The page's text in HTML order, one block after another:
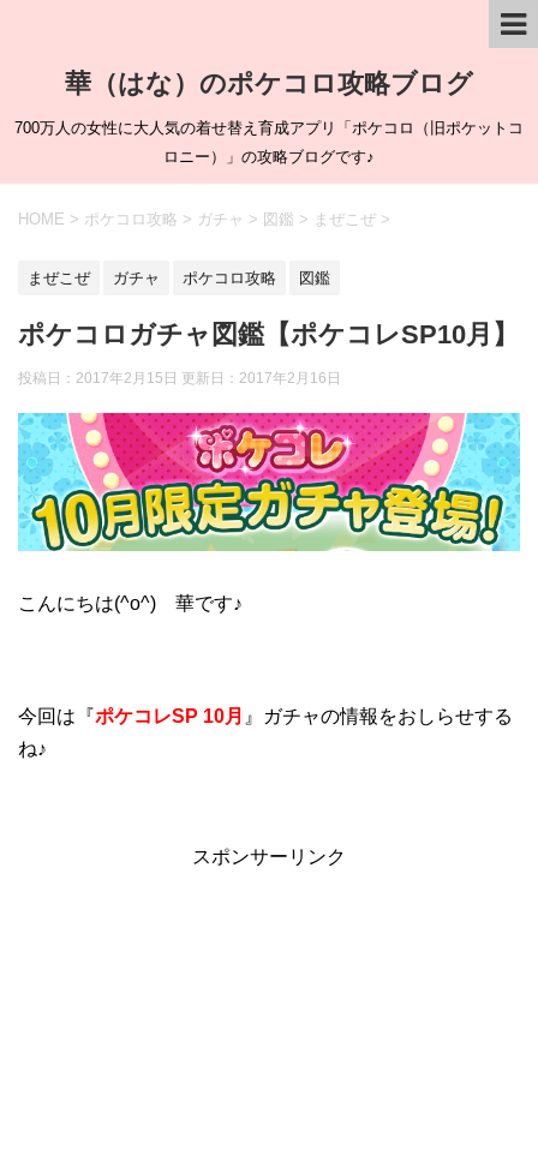
華（はな）のポケコロ攻略ブログ
700万人の女性に大人気の着せ替え育成アプリ「ポケコロ（旧ポケットコ
ロニー）」の攻略ブログです♪
HOME > ポケコロ攻略 > ガチャ > 図鑑 > まぜこぜ >
まぜこぜ ガチャ ポケコロ攻略 図鑑
ポケコロガチャ図鑑【ポケコレSP10月】
投稿日：2017年2月15日 更新日： 2017年2月16日
こんにちは(^o^) 華です♪
今回は『ポケコレSP 10月 』ガチャの情報をおしらせする
ね♪
スポンサーリンク